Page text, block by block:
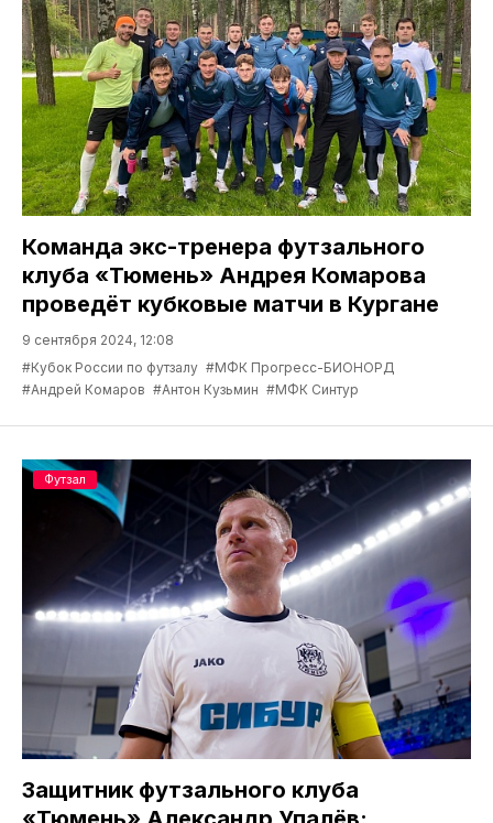
Команда экс-тренера футзального
клуба «Тюмень» Андрея Комарова
проведёт кубковые матчи в Кургане
9 сентября 2024, 12:08
#Кубок России по футзалу #МФК Прогресс-БИОНОРД
#Андрей Комаров #Антон Кузьмин #МФК Синтур
Защитник футзального клуба
Футзал